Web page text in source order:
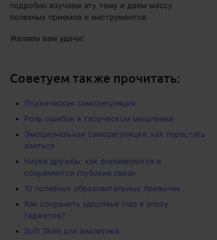
подробно изучаем эту тему и даем массу
полезных приемов и инструментов.
Желаем вам удачи!
Советуем также прочитать:
Психическая саморегуляция
Роль ошибок в творческом мышлении
Эмоциональная саморегуляция: как перестать
злиться
Наука дружбы: как формируются и
сохраняются глубокие связи
10 полезных образовательных привычек
Как сохранить здоровье глаз в эпоху
гаджетов?
Soft Skills для аналитика